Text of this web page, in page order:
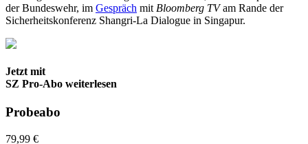
der Bundeswehr, im Gespräch mit Bloomberg TVam Rande der
Sicherheitskonferenz Shangri-La Dialogue in Singapur.
Jetzt mit
SZ Pro-Abo weiterlesen
Probeabo
79,99 €